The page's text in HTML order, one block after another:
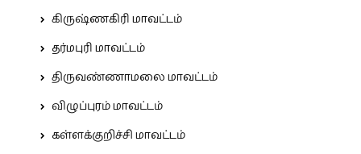
கிருஷ்ணகிரி மாவட்டம்
தர்மபுரி மாவட்டம்
திருவண்ணாமலை மாவட்டம்
விழுப்புரம் மாவட்டம்
கள்ளக்குறிச்சி மாவட்டம்